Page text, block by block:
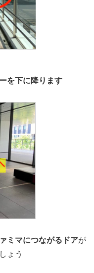
を下に降ります
ミマにつながるドアが
ょう